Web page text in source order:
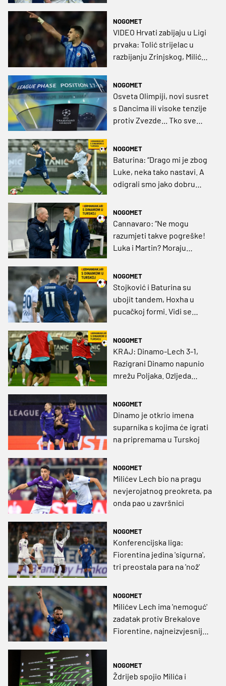
NOGOMET
VIDEO Hrvati zabijaju u Ligi
prvaka: Tolić strijelac u
razbijanju Zrinjskog, Milić
NOGOMET
Osveta Olimpiji, novi susret
s Dancima ili visoke tenzije
protiv Zvezde... Tko sve
NOGOMET
Baturina: “Drago mi je zbog
Luke, neka tako nastavi. A
odigrali smo jako dobru
NOGOMET
Cannavaro: “Ne mogu
razumjeti takve pogreške!
Luka i Martin? Moraju
NOGOMET
Stojković i Baturina su
ubojit tandem, Hoxha u
pucačkoj formi. Vidi se
NOGOMET
KRAJ: Dinamo-Lech 3-1,
Razigrani Dinamo napunio
mrežu Poljaka. Ozljeda
NOGOMET
Dinamo je otkrio imena
suparnika s kojima će igrati
na pripremama u Turskoj
NOGOMET
Milićev Lech bio na pragu
nevjerojatnog preokreta, pa
onda pao u završnici
NOGOMET
Konferencijska liga:
Fiorentina jedina 'sigurna',
tri preostala para na 'nož'
NOGOMET
Milićev Lech ima 'nemoguć'
zadatak protiv Brekalove
Fiorentine, najneizvjesnije
NOGOMET
Ždrijeb spojio Milića i